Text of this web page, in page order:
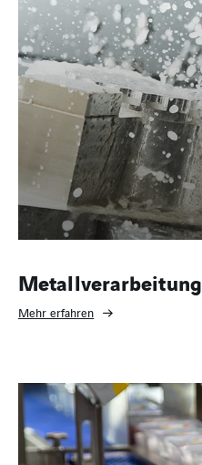
Metallverarbeitung
Mehr erfahren